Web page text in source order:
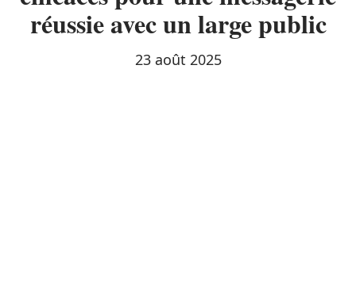
réussie avec un large public
23 août 2025